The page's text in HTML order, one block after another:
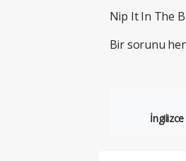
Nip It In The
Bir sorunu